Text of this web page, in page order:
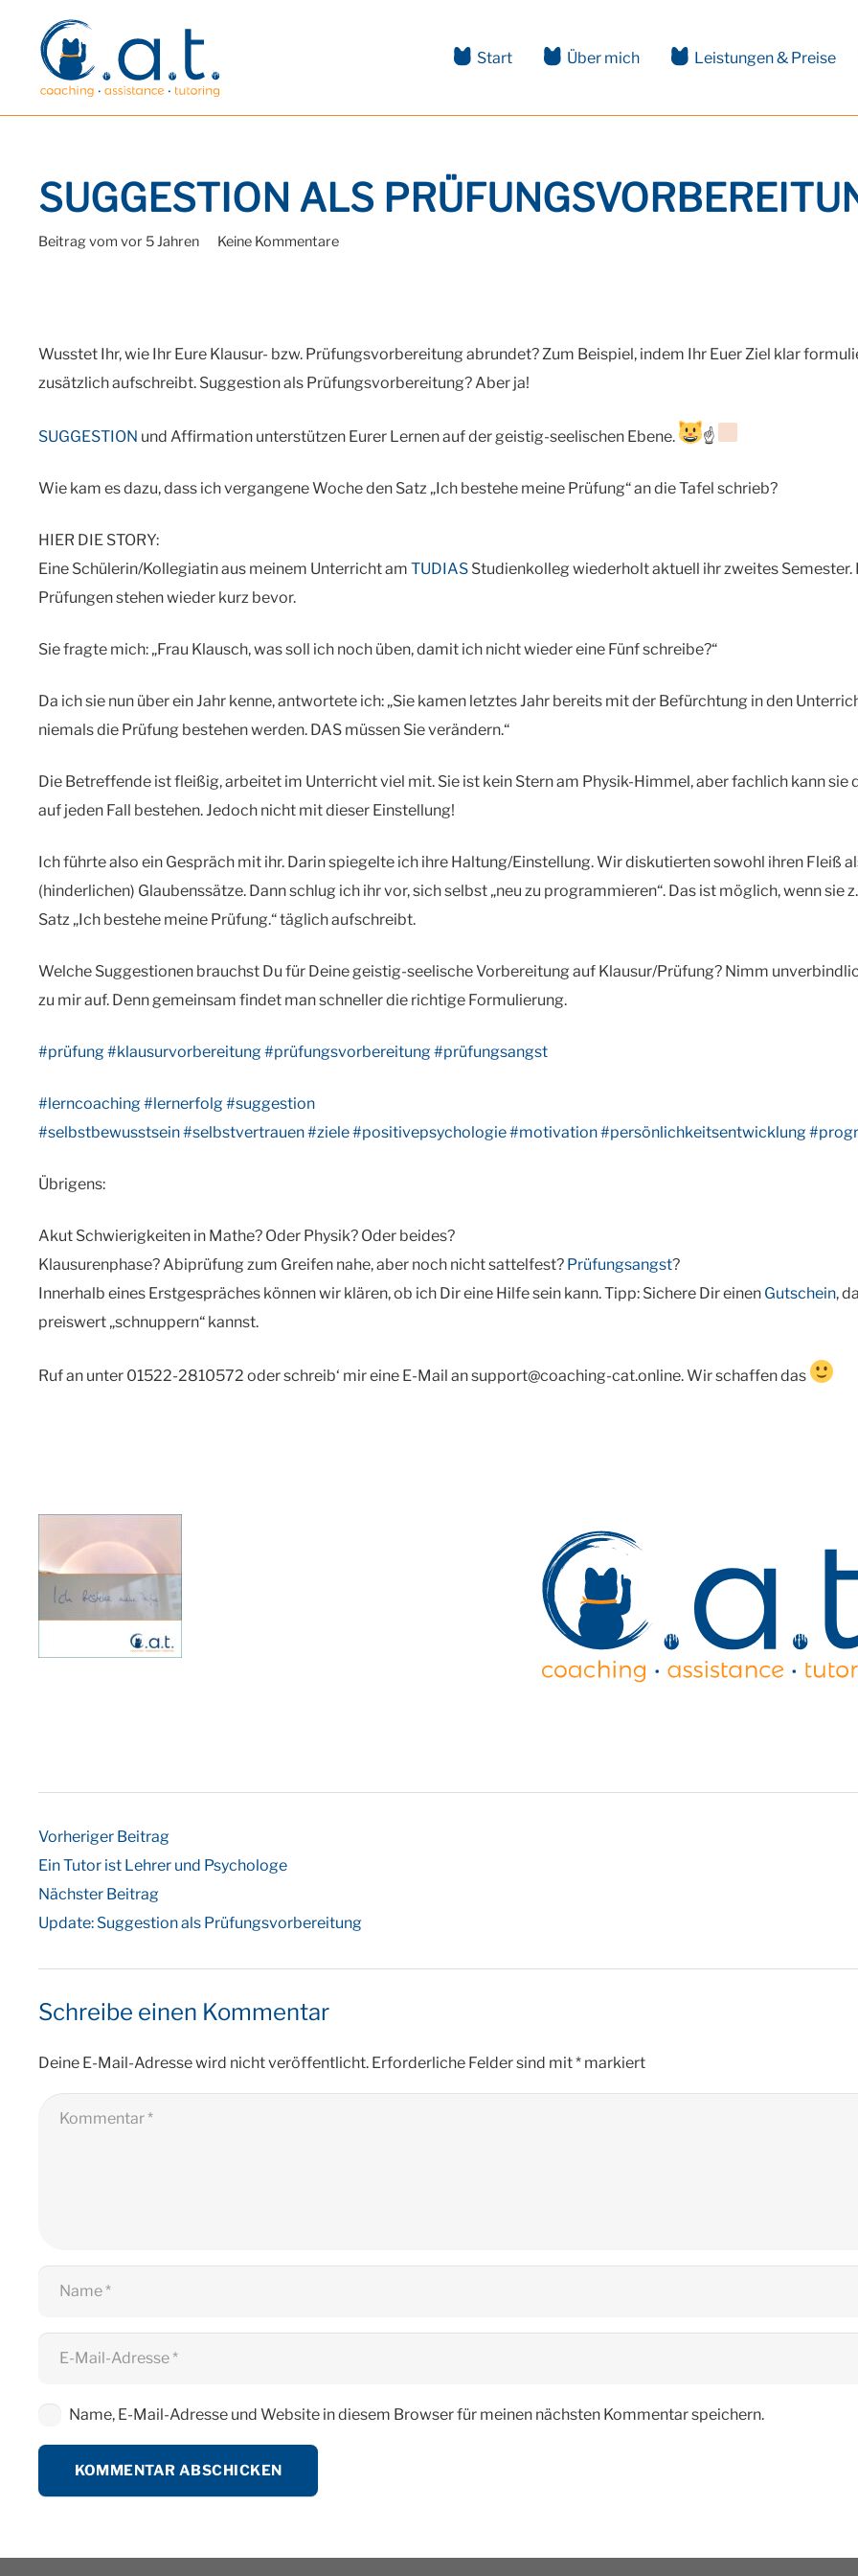
Start Über mich Leistungen & Preise
SUGGESTION ALS
Beitrag vom vor 5 Jahren Keine Kommentare
Wusstet Ihr, wie Ihr Eure Klausur- bzw. Prüfungsvorbereitung abrundet? Zum Beispiel, indem Ihr Euer Ziel klar
zusätzlich aufschreibt. Suggestion als Prüfungsvorbereitung? Aber ja!
SUGGESTION und Affirmation unterstützen Eurer Lernen auf der geistig-seelischen Ebene. ☝
Wie kam es dazu, dass ich vergangene Woche den Satz „Ich bestehe meine Prüfung“ an die Tafel schrieb?
HIER DIE STORY:
Eine Schülerin/Kollegiatin aus meinem Unterricht am TUDIAS Studienkolleg wiederholt aktuell ihr zweites Semester.
Prüfungen stehen wieder kurz bevor.
Sie fragte mich: „Frau Klausch, was soll ich noch üben, damit ich nicht wieder eine Fünf schreibe?“
Da ich sie nun über ein Jahr kenne, antwortete ich: „Sie kamen letztes Jahr bereits mit der Befürchtung in den
niemals die Prüfung bestehen werden. DAS müssen Sie verändern.“
Die Betreffende ist fleißig, arbeitet im Unterricht viel mit. Sie ist kein Stern am Physik-Himmel, aber fachlich kann sie
auf jeden Fall bestehen. Jedoch nicht mit dieser Einstellung!
Ich führte also ein Gespräch mit ihr. Darin spiegelte ich ihre Haltung/Einstellung. Wir diskutierten sowohl ihren Fleiß
(hinderlichen) Glaubenssätze. Dann schlug ich ihr vor, sich selbst „neu zu programmieren“. Das ist möglich, wenn sie
Satz „Ich bestehe meine Prüfung.“ täglich aufschreibt.
Welche Suggestionen brauchst Du für Deine geistig-seelische Vorbereitung auf Klausur/Prüfung? Nimm
zu mir auf. Denn gemeinsam findet man schneller die richtige Formulierung.
#prüfung#klausurvorbereitung#prüfungsvorbereitung#prüfungsangst
#lerncoaching#lernerfolg#suggestion
#selbstbewusstsein#selbstvertrauen#ziele#positivepsychologie#motivation#persönlichkeitsentwicklung
Übrigens:
Akut Schwierigkeiten in Mathe? Oder Physik? Oder beides?
Klausurenphase? Abiprüfung zum Greifen nahe, aber noch nicht sattelfest? Prüfungsangst?
Innerhalb eines Erstgespräches können wir klären, ob ich Dir eine Hilfe sein kann. Tipp: Sichere Dir einen Gutschein,
preiswert „schnuppern“ kannst.
Ruf an unter 01522-2810572 oder schreib‘ mir eine E-Mail an support@coaching-cat.online. Wir schaffen das
Vorheriger Beitrag
Ein Tutor ist Lehrer und Psychologe
Nächster Beitrag
Update: Suggestion als Prüfungsvorbereitung
Schreibe einen Kommentar
Deine E-Mail-Adresse wird nicht veröffentlicht. Erforderliche Felder sind mit* markiert
Name, E-Mail-Adresse und Website in diesem Browser für meinen nächsten Kommentar speichern.
KOMMENTAR ABSCHICKEN